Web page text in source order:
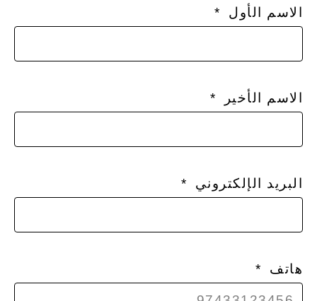
الاسم الأول
الاسم الأخير
البريد الإلكتروني
هاتف